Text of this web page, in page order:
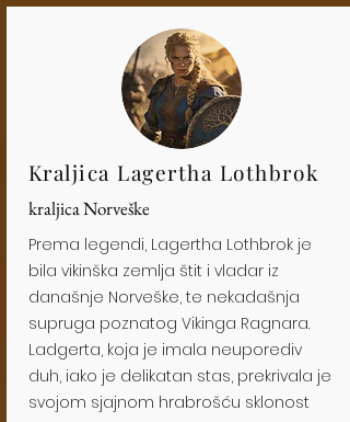
Kraljica Lagertha Lothbrok
kraljica Norveške
Prema legendi, Lagertha Lothbrok je
bila vikinška zemlja štit i vladar iz
današnje Norveške, te nekadašnja
supruga poznatog Vikinga Ragnara.
Ladgerta, koja je imala neuporediv
duh, iako je delikatan stas, prekrivala je
svojom sjajnom hrabrošću sklonost